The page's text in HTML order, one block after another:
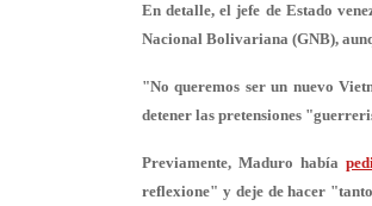
En detalle, el jefe de Estado
Nacional Bolivariana (GNB),
"No queremos ser un nuevo
detener las pretensiones
Previamente, Maduro había
reflexione" y deje de hacer